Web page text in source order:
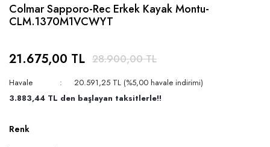
Colmar Sapporo-Rec Erkek Kayak Montu-
CLM.1370M1VCWYT
21.675,00 TL 28.900,00 TL
Havale
20.591,25 TL (%5,00 havale indirimi)
3.883,44 TL den başlayan taksitlerle!!
Renk